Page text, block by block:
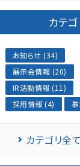
カテゴ
お知らせ (34)
展示会情報 (20)
IR活動情報 (11)
採用情報 (4)
カテゴリ全